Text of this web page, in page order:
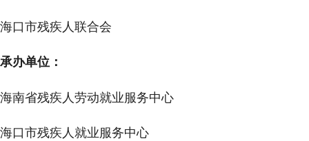
海口市残疾人联合会
承办单位：
海南省残疾人劳动就业服务中心
海口市残疾人就业服务中心